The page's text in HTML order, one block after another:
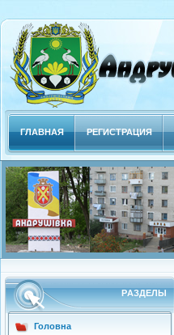
ГЛАВНАЯ РЕГИСТРАЦИЯ
РAЗДЕЛЫ
Головна